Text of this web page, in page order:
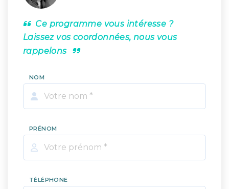
Ce programme vous intéresse ?
Laissez vos coordonnées, nous vous
rappelons
NOM
PRÉNOM
TÉLÉPHONE